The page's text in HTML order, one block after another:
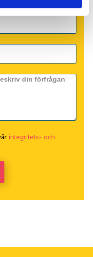
integritets- och